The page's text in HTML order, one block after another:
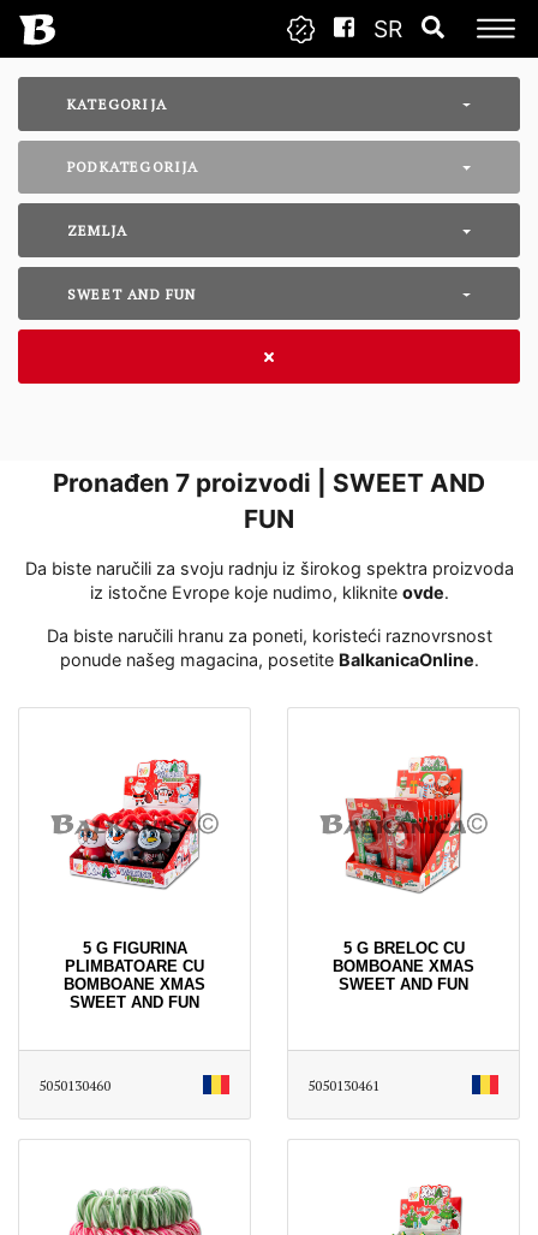
SR
KATEGORIJA
PODKATEGORIJA
ZEMLJA
SWEET AND FUN
Pronađen 7 proizvodi | SWEET AND
FUN
Da biste naručili za svoju radnju iz širokog spektra proizvoda
iz istočne Evrope koje nudimo, kliknite ovde․
Da biste naručili hranu za poneti, koristeći raznovrsnost
ponude našeg magacina, posetite BalkanicaOnline․
5 G FIGURINA
PLIMBATOARE CU
BOMBOANE XMAS
SWEET AND FUN
5050130460
5 G BRELOC CU
BOMBOANE XMAS
SWEET AND FUN
5050130461